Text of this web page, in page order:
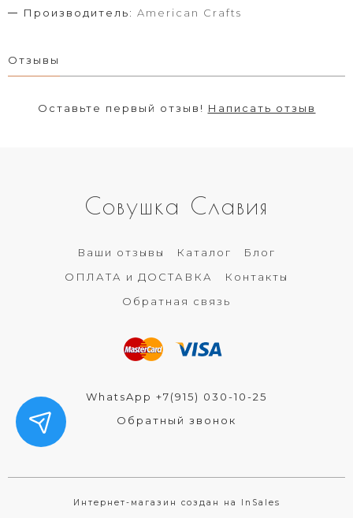
Производитель: American Crafts
Отзывы
Оставьте первый отзыв! Написать отзыв
Совушка Славия
Ваши отзывы Каталог
Блог
ОПЛАТА и ДОСТАВКА
Контакты
Обратная связь
WhatsApp +7(915) 030-10-25
Обратный звонок
Интернет-магазин создан на InSales